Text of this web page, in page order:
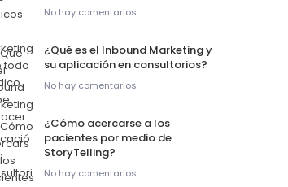
No hay comentarios
¿Qué es el Inbound Marketing y
su aplicación en consultorios?
No hay comentarios
¿Cómo acercarse a los
pacientes por medio de
StoryTelling?
No hay comentarios